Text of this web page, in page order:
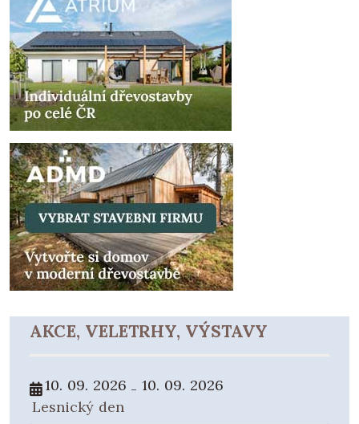
AKCE, VELETRHY, VÝSTAVY
10. 09. 2026 -10. 09. 2026
Lesnický den